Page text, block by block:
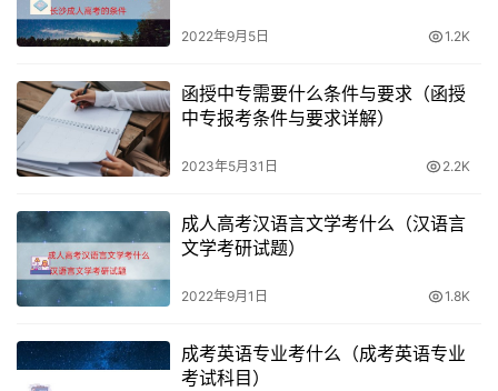
2022年9月5日 1.2K
函授中专需要什么条件与要求（函授
中专报考条件与要求详解）
2023年5月31日 2.2K
成人高考汉语言文学考什么（汉语言
文学考研试题）
2022年9月1日 1.8K
成考英语专业考什么（成考英语专业
考试科目）